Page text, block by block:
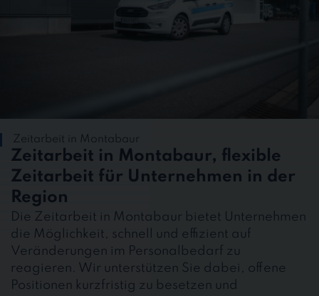
Zeitarbeit in Montabaur
Zeitarbeit in Montabaur, flexible
Zeitarbeit für Unternehmen in der
Region
Die Zeitarbeit in Montabaur bietet Unternehmen
die Möglichkeit, schnell und effizient auf
Veränderungen im Personalbedarf zu
reagieren. Wir unterstützen Sie dabei, offene
Positionen kurzfristig zu besetzen und